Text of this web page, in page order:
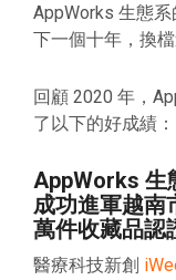
AppWorks 生態
下一個十年，換
回顧 2020 年，
了以下的好成績：
AppWorks 生
成功進軍越南
萬件收藏品認
醫療科技新創